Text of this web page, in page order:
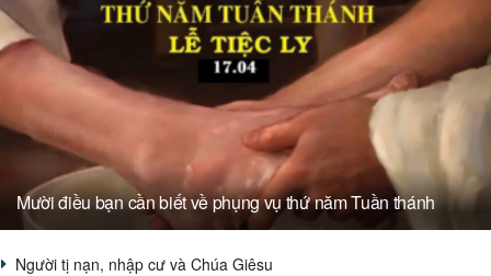
Mười điều bạn cần biết về phụng vụ thứ năm Tuần thánh
Người tị nạn, nhập cư và Chúa Giêsu